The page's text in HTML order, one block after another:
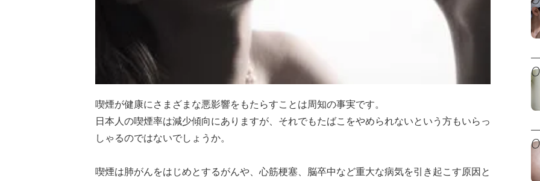
喫煙が健康にさまざまな悪影響をもたらすことは周知の事実です。
日本人の喫煙率は減少傾向にありますが、それでもたばこをやめられないという方もいらっ
しゃるのではないでしょうか。
喫煙は肺がんをはじめとするがんや、心筋梗塞、脳卒中など重大な病気を引き起こす原因と